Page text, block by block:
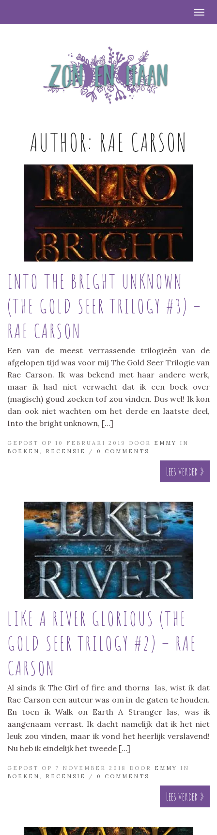
AUTHOR: RAE CARSON
INTO THE BRIGHT UNKNOWN
(THE GOLD SEER TRILOGY #3) –
RAE CARSON
Een van de meest verrassende trilogieën van de
afgelopen tijd was voor mij The Gold Seer Trilogie van
Rae Carson. Ik was bekend met haar andere werk,
maar ik had niet verwacht dat ik een boek over
(magisch) goud zoeken tof zou vinden. Dus wel! Ik kon
dan ook niet wachten om het derde en laatste deel,
Into the bright unknown, […]
GEPOST OP 10 FEBRUARI 2019 DOOR EMMY
IN
BOEKEN
RECENSIE / 0 COMMENTS
Lees verder »
LIKE A RIVER GLORIOUS (THE
GOLD SEER TRILOGY #2) – RAE
CARSON
Al sinds ik The Girl of fire and thorns las, wist ik dat
Rae Carson een auteur was om in de gaten te houden.
En toen ik Walk on Earth A Stranger las, was ik
aangenaam verrast. Ik dacht namelijk dat ik het niet
leuk zou vinden, maar ik vond het heerlijk verslavend!
Nu heb ik eindelijk het tweede […]
GEPOST OP 7 NOVEMBER 2018 DOOR EMMY
IN
BOEKEN
RECENSIE / 0 COMMENTS
Lees verder »